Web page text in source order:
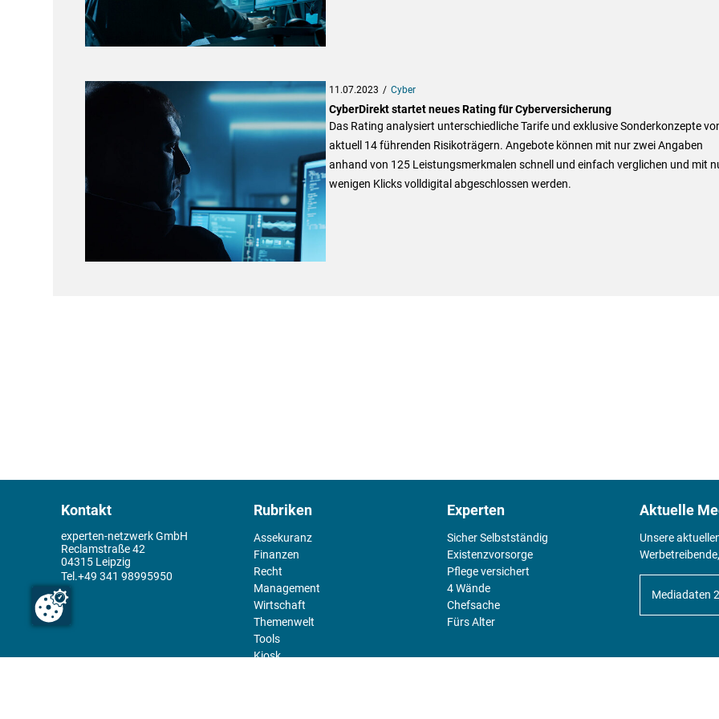
11.07.2023 Cyber
CyberDirekt startet neues Rating für Cyberversicherung
Das Rating analysiert unterschiedliche Tarife und exklusive Sonderkonzepte
aktuell 14 führenden Risikoträgern. Angebote können mit nur zwei Angaben
anhand von 125 Leistungsmerkmalen schnell und einfach verglichen und mit
wenigen Klicks volldigital abgeschlossen werden.
Kontakt
experten-netzwerk GmbH
Reclamstraße 42
04315 Leipzig
+49 341 98995950
Rubriken
Assekuranz
Finanzen
Recht
Management
Wirtschaft
Themenwelt
Tools
Kiosk
Experten
Sicher Selbstständig
Existenz­vorsorge
Pflege versichert
4 Wände
Chefsache
Fürs Alter
Aktuelle
Unsere
Mediadaten